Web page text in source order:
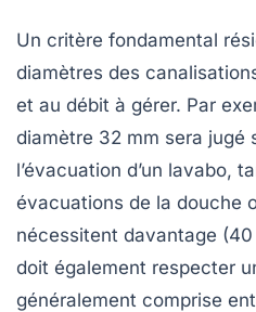
Un critère fondamental
diamètres des
et au débit à gérer. Par
diamètre 32 mm sera jugé
l’évacuation d’un lavabo,
évacuations de la douche
nécessitent davantage
doit également respecter
généralement comprise